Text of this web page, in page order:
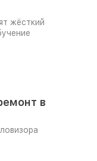
жёсткий
в